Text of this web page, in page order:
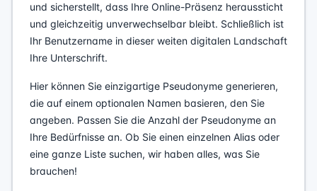
und sicherstellt, dass Ihre Online-Präsenz heraussticht
und gleichzeitig unverwechselbar bleibt. Schließlich ist
Ihr Benutzername in dieser weiten digitalen Landschaft
Ihre Unterschrift.
Hier können Sie einzigartige Pseudonyme generieren,
die auf einem optionalen Namen basieren, den Sie
angeben. Passen Sie die Anzahl der Pseudonyme an
Ihre Bedürfnisse an. Ob Sie einen einzelnen Alias oder
eine ganze Liste suchen, wir haben alles, was Sie
brauchen!